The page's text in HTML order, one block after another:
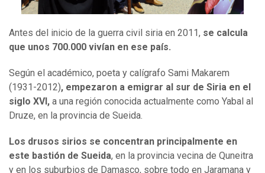
Antes del inicio de la guerra civil siria en 2011, se calcula
que unos 700.000 vivían en ese país.
Según el académico, poeta y calígrafo Sami Makarem
(1931-2012), empezaron a emigrar al sur de Siria en el
siglo XVI, a una región conocida actualmente como Yabal al
Druze, en la provincia de Sueida.
Los drusos sirios se concentran principalmente en
este bastión de Sueida, en la provincia vecina de Quneitra
y en los suburbios de Damasco, sobre todo en Jaramana y